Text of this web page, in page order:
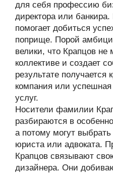
для себя профессию
директора или
помогает добиться
поприще. Порой
велики, что Крапцов
коллективе и создает
результате получается
компания или
услуг.
Носители фамилии
разбираются в
а потому могут
юриста или адвоката.
Крапцов связывают
дизайнера. Они